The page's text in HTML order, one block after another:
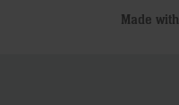
Made with